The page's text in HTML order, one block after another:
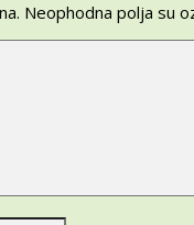
nisu
baš
Neophodna polja su